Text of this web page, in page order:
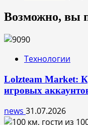
Возможно, вы
Технологии
Lolzteam Market:
игровых
news 31.07.2026